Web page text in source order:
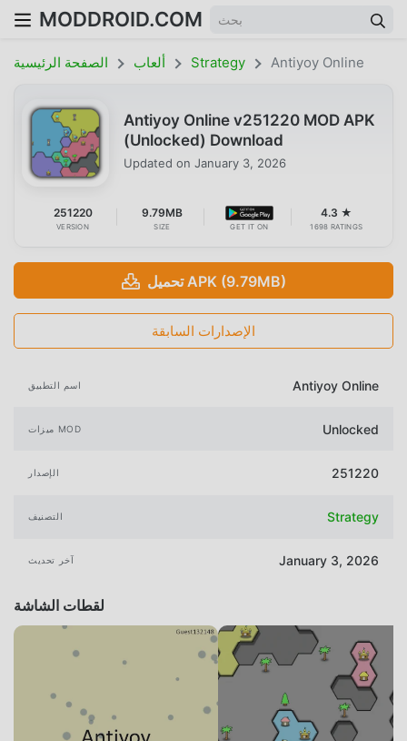
MODDROID.COM
الصفحة الرئيسية ألعاب Strategy Antiyoy Online
Antiyoy Online v251220 MOD APK
(Unlocked) Download
Updated on January 3, 2026
251220
VERSION
9.79MB
SIZE GET IT ON
4.3 ★
1698 RATINGS
تحميل APK (9.79MB)
الإصدارات السابقة
اسم التطبيق Antiyoy Online
ميزات MOD Unlocked
الإصدار 251220
التصنيف Strategy
آخر تحديث January 3, 2026
لقطات الشاشة